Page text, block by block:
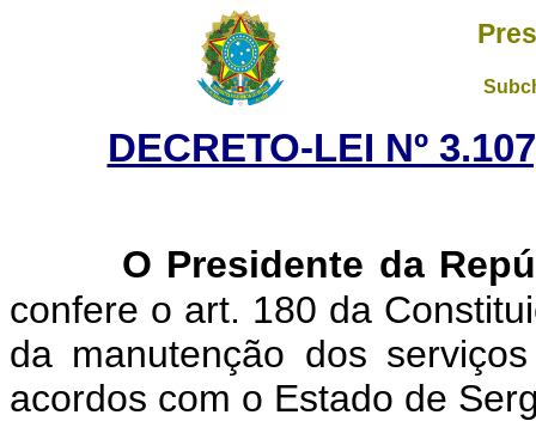
DECRETO-LEI Nº
O Presidente da
confere o art. 180 da
da manutenção dos
acordos com o Estado de